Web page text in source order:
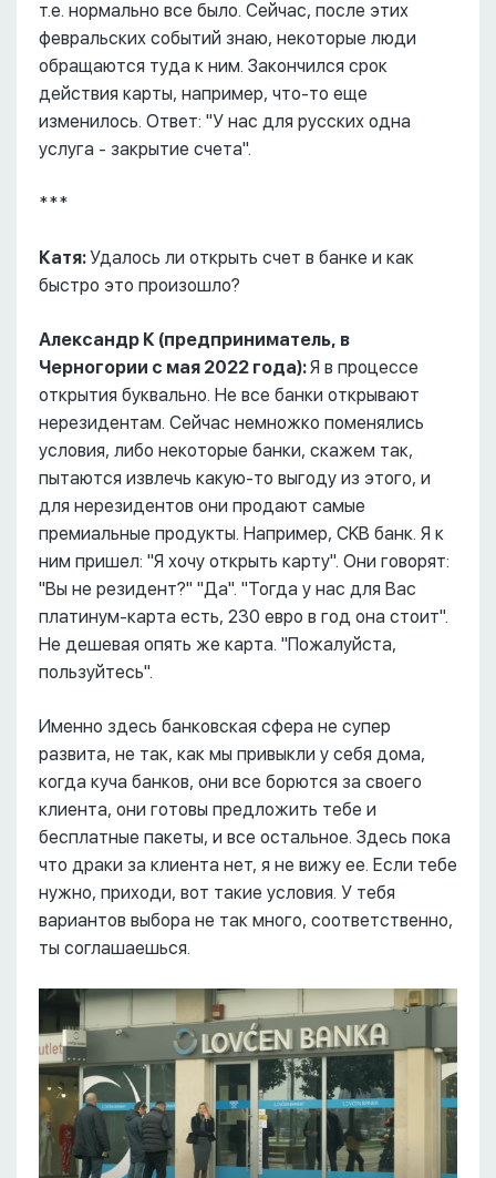
т.е. нормально все было. Сейчас, после этих
февральских событий знаю, некоторые люди
обращаются туда к ним. Закончился срок
действия карты, например, что-то еще
изменилось. Ответ: "У нас для русских одна
услуга - закрытие счета".
***
Катя:Удалось ли открыть счет в банке и как
быстро это произошло?
Александр К (предприниматель, в
Черногории с мая 2022 года):Я в процессе
открытия буквально. Не все банки открывают
нерезидентам. Сейчас немножко поменялись
условия, либо некоторые банки, скажем так,
пытаются извлечь какую-то выгоду из этого, и
для нерезидентов они продают самые
премиальные продукты. Например, CKB банк. Я к
ним пришел: "Я хочу открыть карту". Они говорят:
"Вы не резидент?" "Да". "Тогда у нас для Вас
платинум-карта есть, 230 евро в год она стоит".
Не дешевая опять же карта. "Пожалуйста,
пользуйтесь".
Именно здесь банковская сфера не супер
развита, не так, как мы привыкли у себя дома,
когда куча банков, они все борются за своего
клиента, они готовы предложить тебе и
бесплатные пакеты, и все остальное. Здесь пока
что драки за клиента нет, я не вижу ее. Если тебе
нужно, приходи, вот такие условия. У тебя
вариантов выбора не так много, соответственно,
ты соглашаешься.